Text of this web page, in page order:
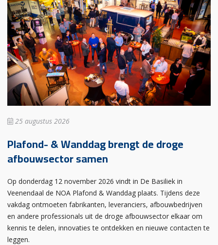
25 augustus 2026
Plafond- & Wanddag brengt de droge
afbouwsector samen
Op donderdag 12 november 2026 vindt in De Basiliek in
Veenendaal de NOA Plafond & Wanddag plaats. Tijdens deze
vakdag ontmoeten fabrikanten, leveranciers, afbouwbedrijven
en andere professionals uit de droge afbouwsector elkaar om
kennis te delen, innovaties te ontdekken en nieuwe contacten te
leggen.